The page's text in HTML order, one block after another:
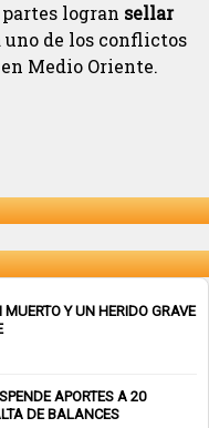
logran sellar
de los conflictos
Medio Oriente.
Y UN HERIDO GRAVE
APORTES A 20
DE BALANCES